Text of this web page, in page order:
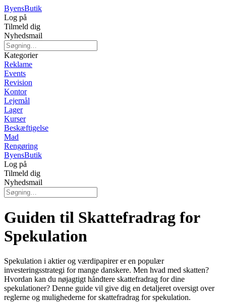
ByensButik
Log på
Tilmeld dig
Nyhedsmail
Kategorier
Reklame
Events
Revision
Kontor
Lejemål
Lager
Kurser
Beskæftigelse
Mad
Rengøring
ByensButik
Log på
Tilmeld dig
Nyhedsmail
Guiden til Skattefradrag for
Spekulation
Spekulation i aktier og værdipapirer er en populær
investeringsstrategi for mange danskere. Men hvad med skatten?
Hvordan kan du nøjagtigt håndtere skattefradrag for dine
spekulationer? Denne guide vil give dig en detaljeret oversigt over
reglerne og mulighederne for skattefradrag for spekulation.